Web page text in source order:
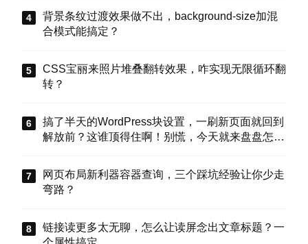
背景条纹过渡效果做不出，background-size加混
合模式能搞定？
CSS宝丽来照片堆叠翻转效果，咋实现无限循环翻
转？
搞了半天的WordPress块设置，一刷新页面就回到
解放前？这谁顶得住啊！别慌，今天就来盘盘怎么
车”。
网页布局新利器容器查询，三个踩坑经验让你少走
弯路？
链接读更多太无聊，怎么让读屏念出文章标题？一